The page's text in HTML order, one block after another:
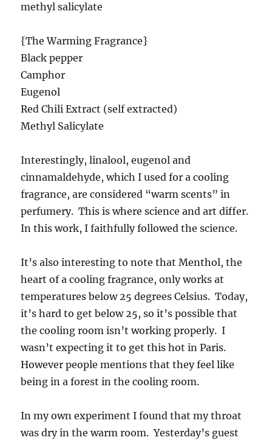
methyl salicylate
{The Warming Fragrance}
Black pepper
Camphor
Eugenol
Red Chili Extract (self extracted)
Methyl Salicylate
Interestingly, linalool, eugenol and
cinnamaldehyde, which I used for a cooling
fragrance, are considered “warm scents” in
perfumery. This is where science and art differ.
In this work, I faithfully followed the science.
It’s also interesting to note that Menthol, the
heart of a cooling fragrance, only works at
temperatures below 25 degrees Celsius. Today,
it’s hard to get below 25, so it’s possible that
the cooling room isn’t working properly. I
wasn’t expecting it to get this hot in Paris.
However people mentions that they feel like
being in a forest in the cooling room.
In my own experiment I found that my throat
was dry in the warm room. Yesterday’s guest